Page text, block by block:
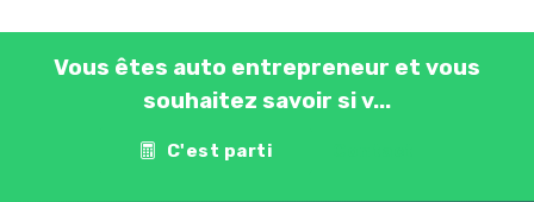
Vous êtes auto entrepreneur et vous
souhaitez savoir si v...
C'est parti